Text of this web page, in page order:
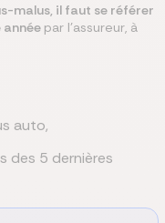
malus, il faut se référer
par l’assureur, à
auto,
des 5 dernières